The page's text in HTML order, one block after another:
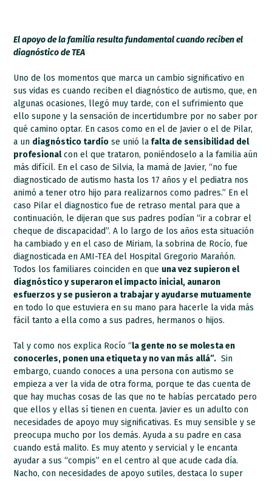
El apoyo de la familia resulta fundamental cuando reciben el
diagnóstico de TEA
Uno de los momentos que marca un cambio significativo en
sus vidas es cuando reciben el diagnóstico de autismo, que, en
algunas ocasiones, llegó muy tarde, con el sufrimiento que
ello supone y la sensación de incertidumbre por no saber por
qué camino optar. En casos como en el de Javier o el de Pilar,
a un diagnóstico tardío se unió la falta de sensibilidad del
profesionalcon el que trataron, poniéndoselo a la familia aún
más difícil. En el caso de Silvia, la mamá de Javier, “no fue
diagnosticado de autismo hasta los 17 años y el pediatra nos
animó a tener otro hijo para realizarnos como padres.” En el
caso Pilar el diagnostico fue de retraso mental para que a
continuación, le dijeran que sus padres podían “ir a cobrar el
cheque de discapacidad”. A lo largo de los años esta situación
ha cambiado y en el caso de Miriam, la sobrina de Rocío, fue
diagnosticada en AMI-TEA del Hospital Gregorio Marañón.
Todos los familiares coinciden en que una vez supieron el
diagnóstico y superaron el impacto inicial, aunaron
esfuerzos y se pusieron a trabajar y ayudarse mutuamente
en todo lo que estuviera en su mano para hacerle la vida más
fácil tanto a ella como a sus padres, hermanos o hijos.
Tal y como nos explica Rocío “la gente no se molesta en
conocerles, ponen una etiqueta y no van más allá”. Sin
embargo, cuando conoces a una persona con autismo se
empieza a ver la vida de otra forma, porque te das cuenta de
que hay muchas cosas de las que no te habías percatado pero
que ellos y ellas sí tienen en cuenta. Javier es un adulto con
necesidades de apoyo muy significativas. Es muy sensible y se
preocupa mucho por los demás. Ayuda a su padre en casa
cuando está malito. Es muy atento y servicial y le encanta
ayudar a sus “compis” en el centro al que acude cada día.
Nacho, con necesidades de apoyo sutiles, destaca lo super